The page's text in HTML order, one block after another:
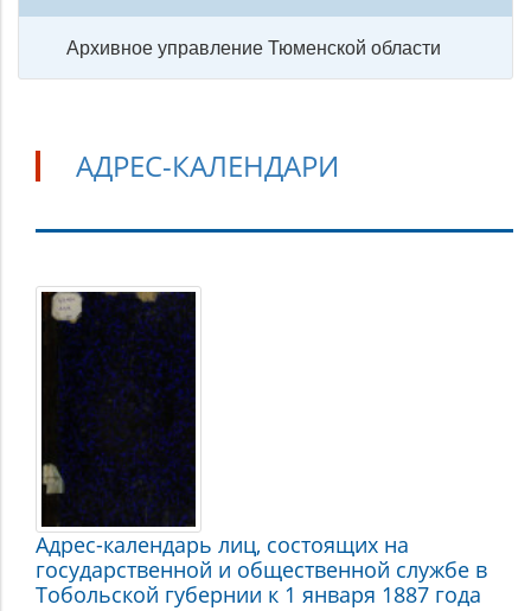
Архивное управление Тюменской области
АДРЕС-КАЛЕНДАРИ
Адрес-
календари
Адрес-календарь лиц, состоящих на
государственной и общественной службе в
Тобольской губернии к 1 января 1887 года